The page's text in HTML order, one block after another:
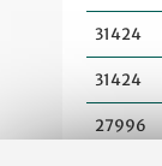
31424
31424
27996